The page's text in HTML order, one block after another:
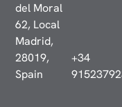
del Moral
62, Local
Madrid,
28019,
Spain
+34